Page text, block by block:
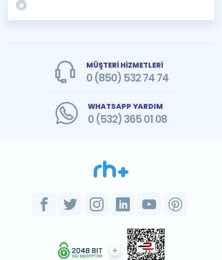
MÜŞTERİ HİZMETLERİ
0 (850) 532 74 74
WHATSAPP YARDIM
0 (532) 365 01 08